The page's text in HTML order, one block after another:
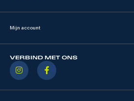
Mijn account
VERBIND MET ONS